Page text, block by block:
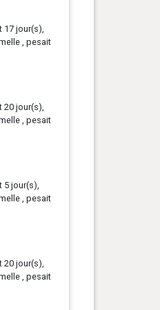
17 jour(s),
, pesait
20 jour(s),
, pesait
5 jour(s),
, pesait
20 jour(s),
, pesait